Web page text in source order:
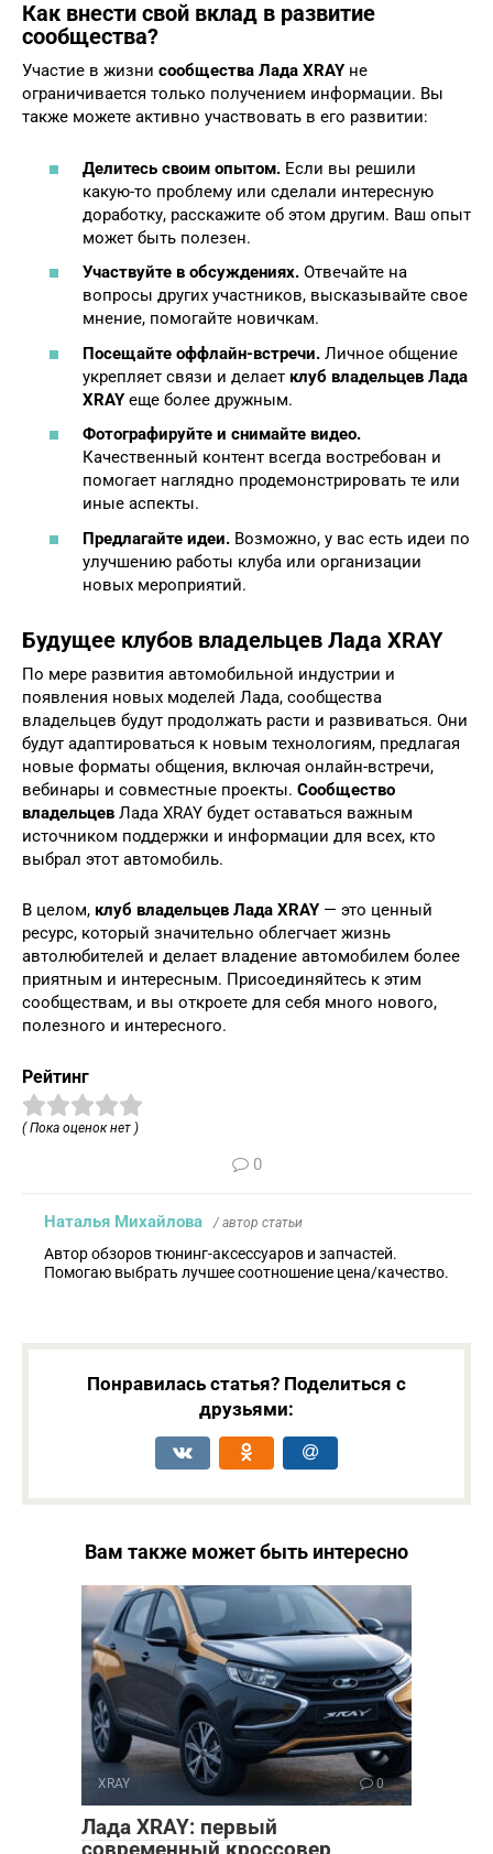
Как внести свой вклад в развитие
сообщества?
Участие в жизни сообщества Лада XRAY не
ограничивается только получением информации. Вы
также можете активно участвовать в его развитии:
Делитесь своим опытом. Если вы решили
какую-то проблему или сделали интересную
доработку, расскажите об этом другим. Ваш опыт
может быть полезен.
Участвуйте в обсуждениях. Отвечайте на
вопросы других участников, высказывайте свое
мнение, помогайте новичкам.
Посещайте оффлайн-встречи. Личное общение
укрепляет связи и делает клуб владельцев Лада
XRAY еще более дружным.
Фотографируйте и снимайте видео.
Качественный контент всегда востребован и
помогает наглядно продемонстрировать те или
иные аспекты.
Предлагайте идеи. Возможно, у вас есть идеи по
улучшению работы клуба или организации
новых мероприятий.
Будущее клубов владельцев Лада XRAY
По мере развития автомобильной индустрии и
появления новых моделей Лада, сообщества
владельцев будут продолжать расти и развиваться. Они
будут адаптироваться к новым технологиям, предлагая
новые форматы общения, включая онлайн-встречи,
вебинары и совместные проекты. Сообщество
владельцев Лада XRAY будет оставаться важным
источником поддержки и информации для всех, кто
выбрал этот автомобиль.
В целом, клуб владельцев Лада XRAY — это ценный
ресурс, который значительно облегчает жизнь
автолюбителей и делает владение автомобилем более
приятным и интересным. Присоединяйтесь к этим
сообществам, и вы откроете для себя много нового,
полезного и интересного.
Рейтинг
( Пока оценок нет )
0
Наталья Михайлова / автор статьи
Автор обзоров тюнинг-аксессуаров и запчастей.
Помогаю выбрать лучшее соотношение цена/качество.
Понравилась статья? Поделиться с
друзьями:
Вам также может быть интересно
XRAY 0
Лада XRAY: первый